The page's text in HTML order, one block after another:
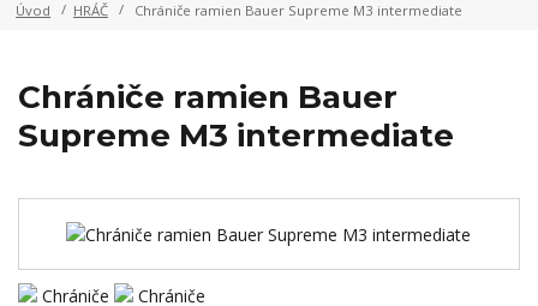
Úvod HRÁČ Chrániče ramien Bauer Supreme M3 intermediate
Chrániče ramien Bauer
Supreme M3 intermediate